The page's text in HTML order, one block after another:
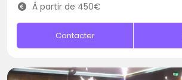
À partir de 450€
Contacter